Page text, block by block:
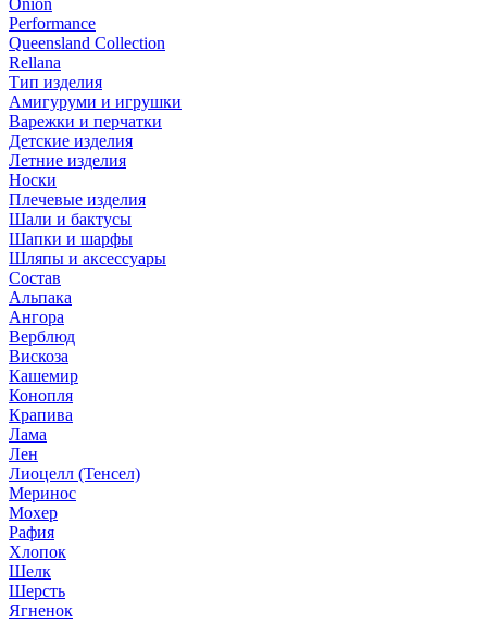
Onion
Performance
Queensland Collection
Rellana
Тип изделия
Амигуруми и игрушки
Варежки и перчатки
Детские изделия
Летние изделия
Носки
Плечевые изделия
Шали и бактусы
Шапки и шарфы
Шляпы и аксессуары
Состав
Альпака
Ангора
Верблюд
Вискоза
Кашемир
Конопля
Крапива
Лама
Лен
Лиоцелл (Тенсел)
Меринос
Мохер
Рафия
Хлопок
Шелк
Шерсть
Ягненок